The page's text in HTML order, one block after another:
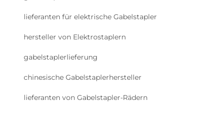
lieferanten für elektrische Gabelstapler
hersteller von Elektrostaplern
gabelstaplerlieferung
chinesische Gabelstaplerhersteller
lieferanten von Gabelstapler-Rädern